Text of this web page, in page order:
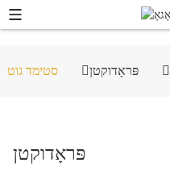
פּראָדוקטן סטימד גוט
פּראָדוקטן